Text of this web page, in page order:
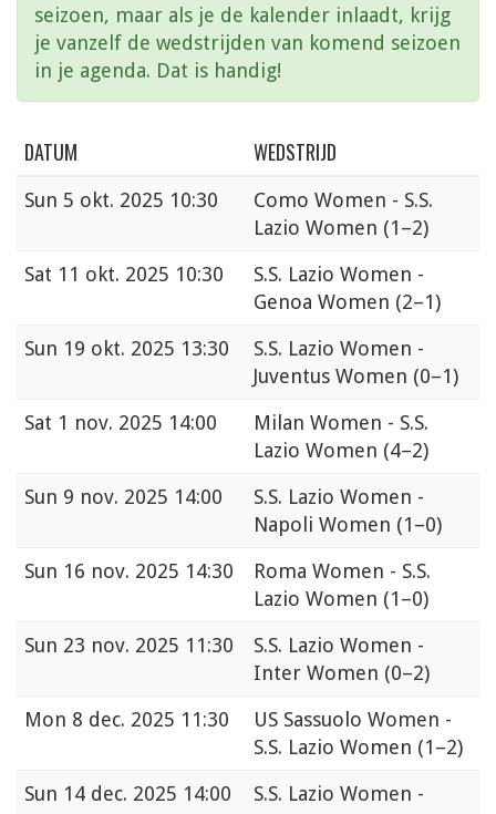
seizoen, maar als je de kalender inlaadt, krijg
je vanzelf de wedstrijden van komend seizoen
in je agenda. Dat is handig!
DATUM WEDSTRIJD
Sun 5 okt. 2025 10:30
Como Women - S.S.
Lazio Women (1–2)
Sat 11 okt. 2025 10:30
S.S. Lazio Women -
Genoa Women (2–1)
Sun 19 okt. 2025 13:30
S.S. Lazio Women -
Juventus Women (0–1)
Sat 1 nov. 2025 14:00
Milan Women - S.S.
Lazio Women (4–2)
Sun 9 nov. 2025 14:00
S.S. Lazio Women -
Napoli Women (1–0)
Sun 16 nov. 2025 14:30
Roma Women - S.S.
Lazio Women (1–0)
Sun 23 nov. 2025 11:30
S.S. Lazio Women -
Inter Women (0–2)
Mon 8 dec. 2025 11:30
US Sassuolo Women -
S.S. Lazio Women (1–2)
Sun 14 dec. 2025 14:00
S.S. Lazio Women -